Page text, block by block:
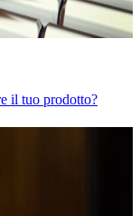
il tuo prodotto?